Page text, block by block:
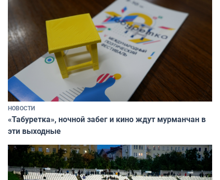
НОВОСТИ
«Табуретка», ночной забег и кино ждут мурманчан в
эти выходные